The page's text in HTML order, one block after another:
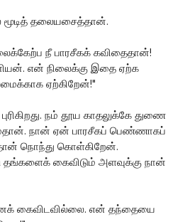
தலையசைத்தான்.
நீ பாரசீகக் கவிதைதான்!
என் நிலைக்கு இதை ஏற்க
ஏற்கிறேன்!"
புரிகிறது. நம் தூய காதலுக்கே துணை
நான் ஏன் பாரசீகப் பெண்ணாகப்
நொந்து கொள்கிறேன்.
கைவிடும் அளவுக்கு நான்
கைவிடவில்லை. என் தந்தையை